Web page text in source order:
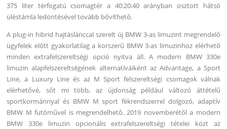
375 liter térfogatú csomagtér a 40:20:40 arányban osztott hátsó
üléstámla ledöntésével tovább bővíthető.
A plug-in hibrid hajtáslánccal szerelt új BMW 3-as limuzint megrendelő
ügyfelek előtt gyakorlatilag a korszerű BMW 3-as limuzinhoz elérhető
minden extrafelszereltségi opció nyitva áll. A modern BMW 330e
limuzin alapfelszereltségének alternatíváiként az Advantage, a Sport
Line, a Luxury Line és az M Sport felszereltségi csomagok válnak
elérhetővé, sőt mi több, az újdonság például változó áttételű
sportkormánnyal és BMW M sport fékrendszerrel dolgozó, adaptív
BMW M futóművel is megrendelhető. 2019 novemberétől a modern
BMW 330e limuzin opcionális extrafelszereltségi tételei közt az